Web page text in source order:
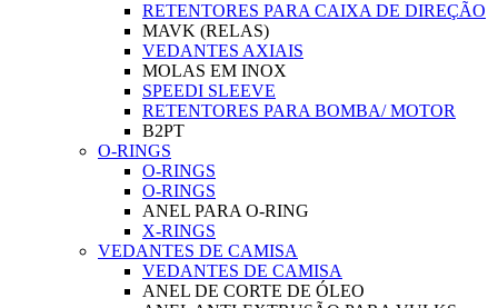
RETENTORES PARA CAIXA DE DIREÇÃO
MAVK (RELAS)
VEDANTES AXIAIS
MOLAS EM INOX
SPEEDI SLEEVE
RETENTORES PARA BOMBA/ MOTOR
B2PT
O-RINGS
O-RINGS
O-RINGS
ANEL PARA O-RING
X-RINGS
VEDANTES DE CAMISA
VEDANTES DE CAMISA
ANEL DE CORTE DE ÓLEO